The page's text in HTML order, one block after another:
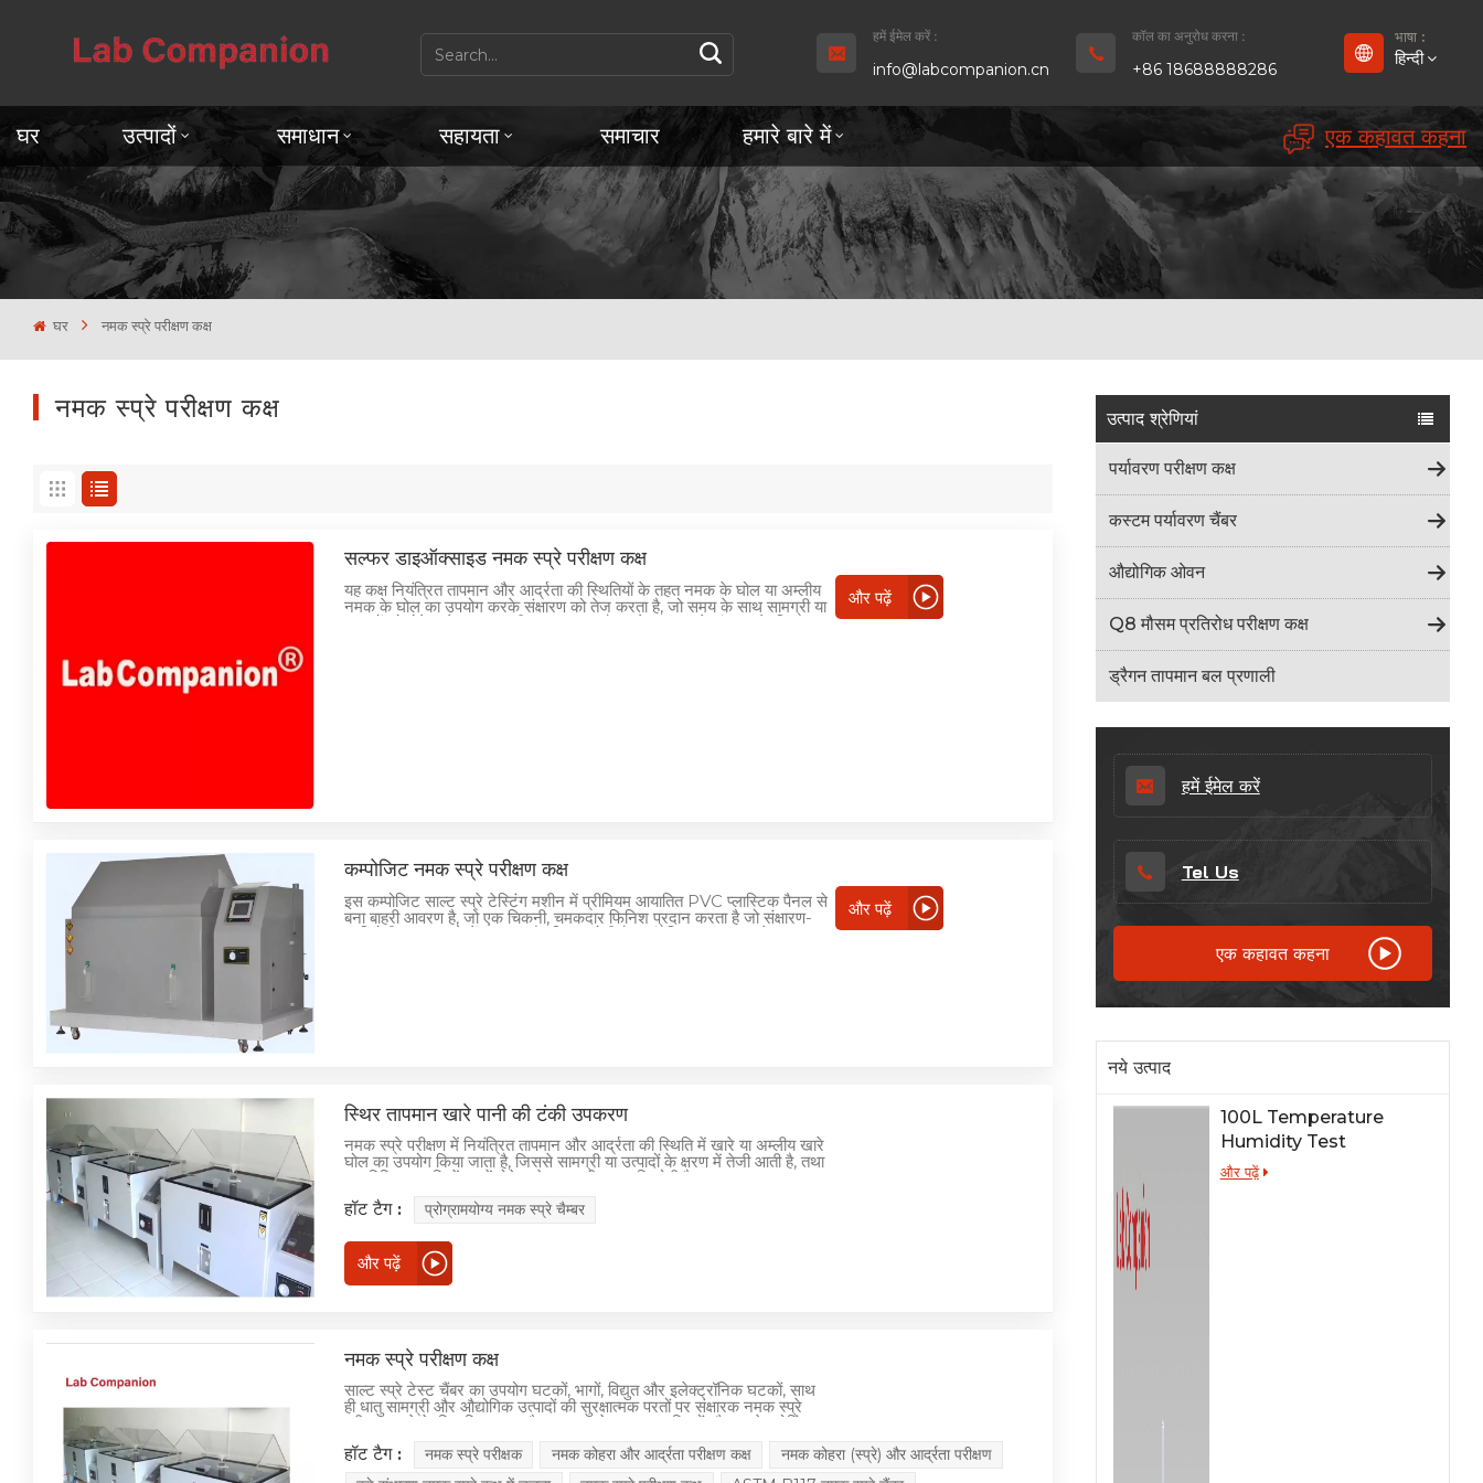
हमें ईमेल करें :
info@labcompanion.cn
कॉल का अनुरोध करना :
+86 18688888286
भाषा :
हिन्दी
English
Español
日本語
Tiếng Việt
中文
घर उत्पादों समाधान सहायता समाचार हमारे बारे में एक कहावत कहना
घर नमक स्प्रे परीक्षण कक्ष
उत्पाद श्रेणियां
पर्यावरण परीक्षण कक्ष
कस्टम पर्यावरण चैंबर
औद्योगिक ओवन
Q8 मौसम प्रतिरोध परीक्षण कक्ष
ड्रैगन तापमान बल प्रणाली
हमें ईमेल करें
Tel Us
एक कहावत कहना
नये उत्पाद
100L Temperature
Humidity Test
Chamber for Lab
और पढ़ें
नमक स्प्रे परीक्षण कक्ष
सल्फर डाइऑक्साइड नमक स्प्रे परीक्षण कक्ष
यह कक्ष नियंत्रित तापमान और आर्द्रता की स्थितियों के तहत नमक के घोल या अम्लीय
नमक के घोल का उपयोग करके संक्षारण को तेज करता है, जो समय के साथ सामग्री या
उत्पादों को होने वाले नुकसान की नकल करता है। इसे नमक स्प्रे संक्षारण के लिए
और पढ़ें
कम्पोजिट नमक स्प्रे परीक्षण कक्ष
इस कम्पोजिट साल्ट स्प्रे टेस्टिंग मशीन में प्रीमियम आयातित PVC प्लास्टिक पैनल से
बना बाहरी आवरण है, जो एक चिकनी, चमकदार फिनिश प्रदान करता है जो संक्षारण-
प्रतिरोधी, साफ करने में आसान और रिसाव-रोधी है। आंतरिक कक्ष उच्च-ग्रेड
और पढ़ें
स्थिर तापमान खारे पानी की टंकी उपकरण
नमक स्प्रे परीक्षण में नियंत्रित तापमान और आर्द्रता की स्थिति में खारे या अम्लीय खारे
घोल का उपयोग किया जाता है, जिससे सामग्री या उत्पादों के क्षरण में तेजी आती है, तथा
एक विशिष्ट अवधि में उनमें होने वाले क्षरण की पुनरावृत्ति होती है।
हॉट टैग : प्रोग्रामयोग्य नमक स्प्रे चैम्बर
और पढ़ें
नमक स्प्रे परीक्षण कक्ष
साल्ट स्प्रे टेस्ट चैंबर का उपयोग घटकों, भागों, विद्युत और इलेक्ट्रॉनिक घटकों, साथ
ही धातु सामग्री और औद्योगिक उत्पादों की सुरक्षात्मक परतों पर संक्षारक नमक स्प्रे
परीक्षण करने के लिए किया जाता है। इसका उद्देश्य इन सामग्रियों और उनके कोटिंग्स
की संक्षारण प्रतिरोध क्षमताओं का मूल्यांकन और निर्धारण करना है। विकास या निर्माण
के तहत उत्पादों की दीर्घायु और निर्भरता की गारंटी के लिए विभिन्न उद्योगों में इस तरह
का परीक्षण महत्वपूर्ण है, जैसेविशेष रूप से वे जो कठोर पर्यावरणीय परिस्थितियों के संपर्क
हॉट टैग : नमक स्प्रे परीक्षक नमक कोहरा और आर्द्रता परीक्षण कक्ष
नमक कोहरा (स्प्रे) और आर्द्रता परीक्षण